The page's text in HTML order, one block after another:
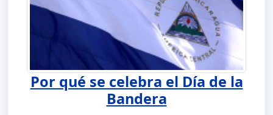
Por qué se celebra el Día de la
Bandera